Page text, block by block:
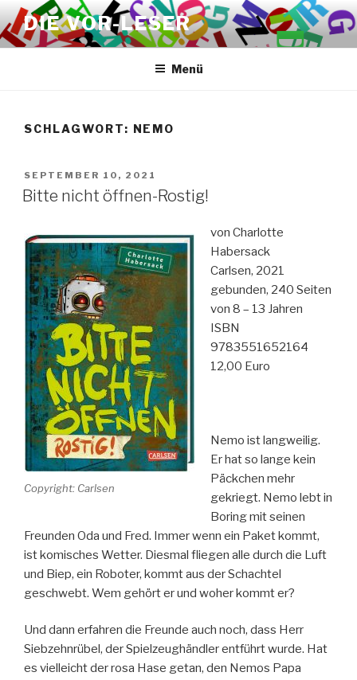
Zum
Inhalt
springen
DIE VOR-LESER
Menü
SCHLAGWORT: NEMO
VERÖFFENTLICHT
AM
SEPTEMBER 10, 2021
Bitte nicht öffnen-Rostig!
Copyright: Carlsen
von Charlotte
Habersack
Carlsen, 2021
gebunden, 240 Seiten
von 8 – 13 Jahren
ISBN
9783551652164
12,00 Euro
Nemo ist langweilig.
Er hat so lange kein
Päckchen mehr
gekriegt. Nemo lebt in
Boring mit seinen
Freunden Oda und Fred. Immer wenn ein Paket kommt,
ist komisches Wetter. Diesmal fliegen alle durch die Luft
und Biep, ein Roboter, kommt aus der Schachtel
geschwebt. Wem gehört er und woher kommt er?
Und dann erfahren die Freunde auch noch, dass Herr
Siebzehnrübel, der Spielzeughändler entführt wurde. Hat
es vielleicht der rosa Hase getan, den Nemos Papa